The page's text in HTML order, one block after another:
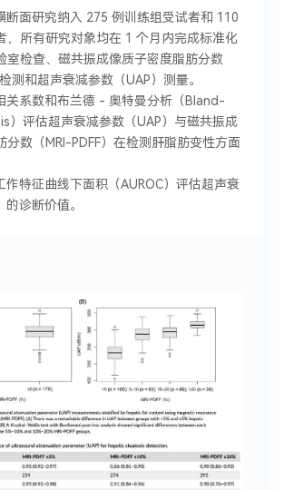
断面研究纳入 275 例训练组受试者和 110
，所有研究对象均在 1 个月内完成标准化
室检查、磁共振成像质子密度脂肪分数
检测和超声衰减参数（UAP）测量。
关系数和布兰德 - 奥特曼分析（Bland-
）评估超声衰减参数（UAP）与磁共振成
分数（MRI-PDFF）在检测肝脂肪变性方面
作特征曲线下面积（AUROC）评估超声衰
诊断价值。